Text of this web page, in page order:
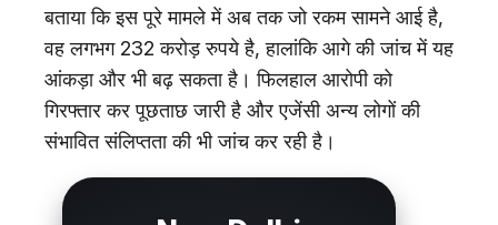
बताया कि इस पूरे मामले में अब तक जो रकम सामने आई है,
वह लगभग 232 करोड़ रुपये है, हालांकि आगे की जांच में यह
आंकड़ा और भी बढ़ सकता है। फिलहाल आरोपी को
गिरफ्तार कर पूछताछ जारी है और एजेंसी अन्य लोगों की
संभावित संलिप्तता की भी जांच कर रही है।